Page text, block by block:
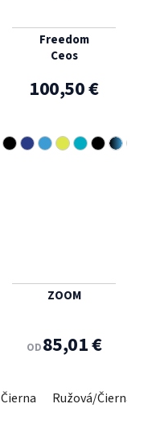
Freedom
Ceos
100,50 €
ZOOM
OD85,01 €
Čierna Ružová/Čierna